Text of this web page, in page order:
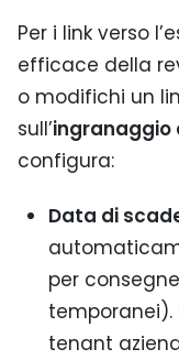
Per i link verso
efficace della
o modifichi un
sull’ingranaggio
configura:
Data di
per
temporanei).
tenant